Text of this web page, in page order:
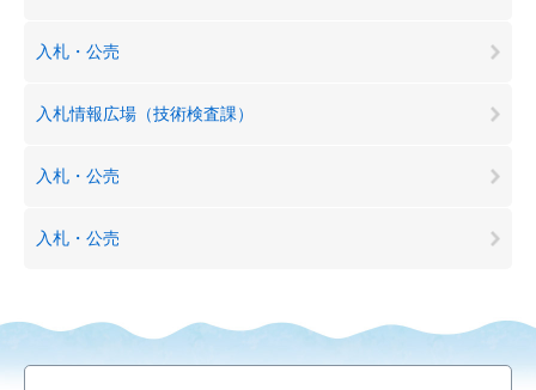
入札・公売
入札情報広場（技術検査課）
入札・公売
入札・公売